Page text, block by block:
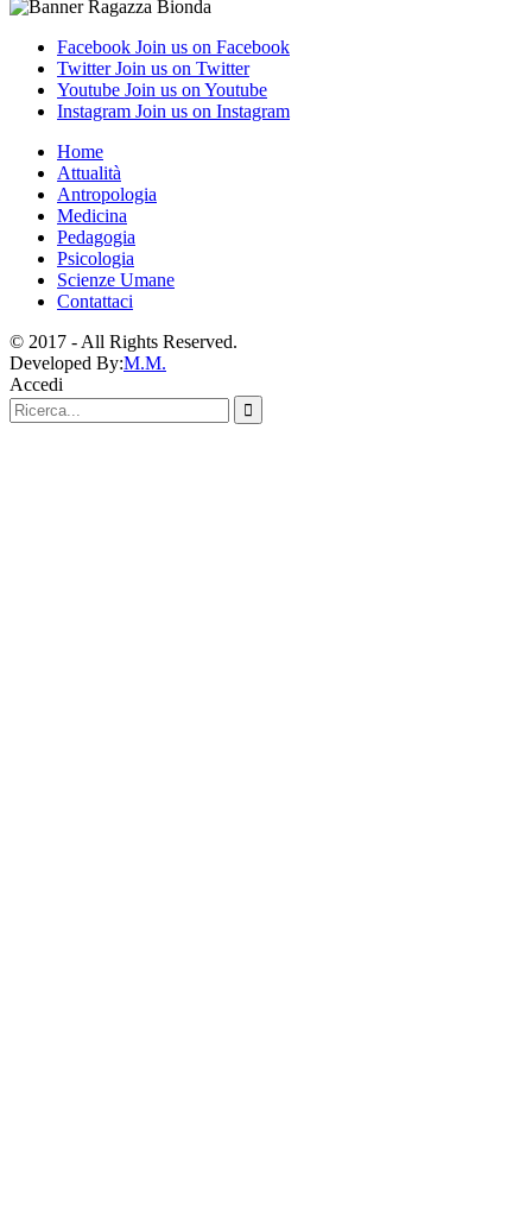
Facebook Join us on Facebook
Twitter Join us on Twitter
Youtube Join us on Youtube
Instagram Join us on Instagram
Home
Attualità
Antropologia
Medicina
Pedagogia
Psicologia
Scienze Umane
Contattaci
© 2017 - All Rights Reserved.
Developed By:M.M.
Accedi